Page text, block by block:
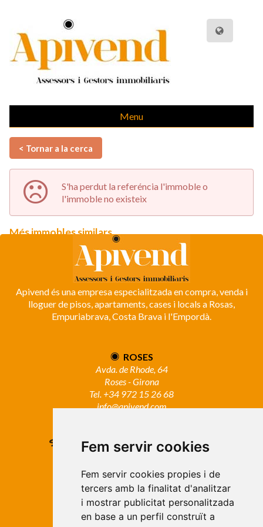
Fem servir cookies
Fem servir cookies propies i de
tercers amb la finalitat d'analitzar
i mostrar publicitat personalitzada
en base a un perfil construït a
Menu
< Tornar a la cerca
S'ha perdut la referéncia l'immoble o
l'immoble no existeix
Més immobles similars
Apivend és una empresa especialitzada en compra, venda i
lloguer de pisos, apartaments, cases i locals a Rosas,
Empuriabrava, Costa Brava i l'Empordà.
ROSES
Avda. de Rhode, 64
Roses - Girona
Tel. +34 972 15 26 68
info@apivend.com
Segueixnos!